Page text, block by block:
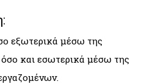
εξωτερικά μέσω της
και εσωτερικά μέσω της